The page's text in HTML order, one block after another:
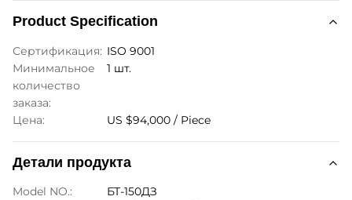
Product Specification
Сертификация: ISO 9001
Минимальное
количество
заказа:
1 шт.
Цена: US $94,000 / Piece
Детали продукта
Model NO.:
БТ-150ДЗ